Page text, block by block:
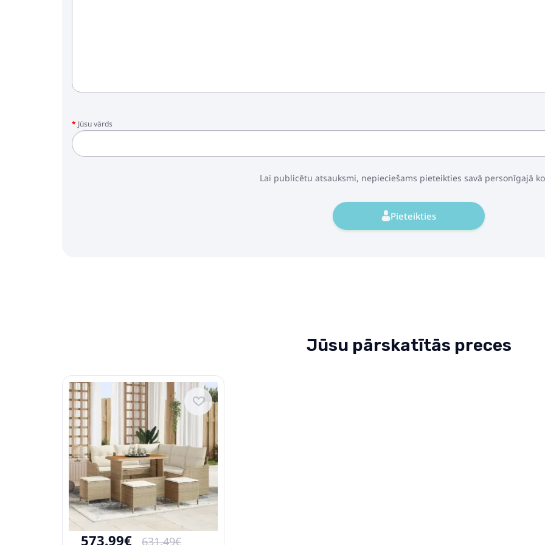
Jūsu vārds
Lai publicētu atsauksmi, nepieciešams pieteikties savā personīgajā
Pieteikties
Jūsu pārskatītās preces
573.99€ 631.49€